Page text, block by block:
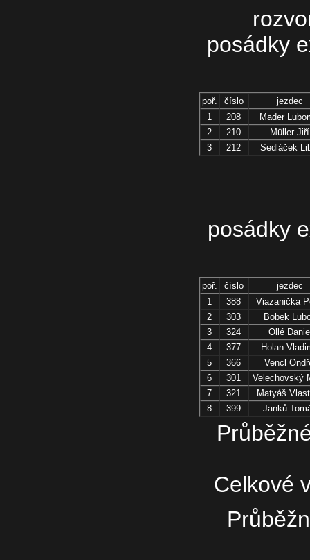
posádky
poř. číslo
jezdec
1
208
Mader
2
210
Müller Jiří
3
212 Sedláček
posádky
poř. číslo
jezdec
1
388
Viazanička
2
303
Bobek
3
324
Ollé
4
377
Holan
5
366
Vencl
6
301
Velechovský
7
321
Matyáš
8
399 Janků
Celkové